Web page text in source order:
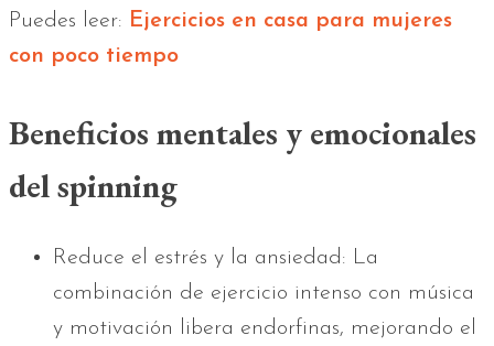
Puedes leer: Ejercicios en casa para mujeres
con poco tiempo
Beneficios mentales y emocionales
del spinning
Reduce el estrés y la ansiedad: La
combinación de ejercicio intenso con música
y motivación libera endorfinas, mejorando el